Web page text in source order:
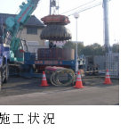
工状況